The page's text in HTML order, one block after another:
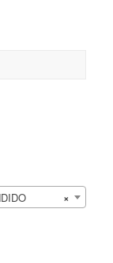
×